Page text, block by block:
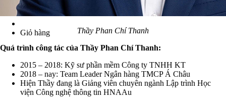
Giỏ hàng
Thầy Phan Chí Thanh
Quá trình công tác của Thầy Phan Chí Thanh:
2015 – 2018: Kỹ sư phần mềm Công ty TNHH KT
2018 – nay: Team Leader Ngân hàng TMCP Á Châu
Hiện Thầy đang là Giảng viên chuyên ngành Lập trình Học
viện Công nghệ thông tin HNAAu